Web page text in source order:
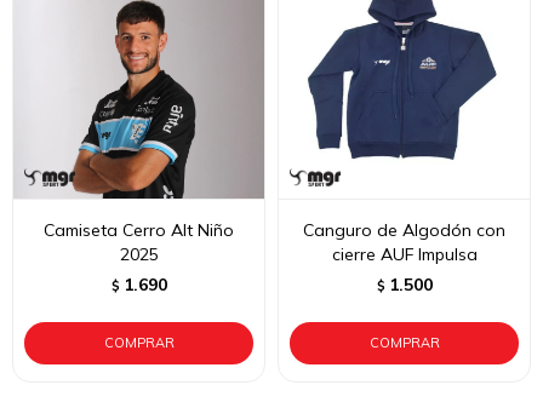
Camiseta Cerro Alt Niño
2025
$ 1.690
Canguro de Algodón con
cierre AUF Impulsa
$ 1.500